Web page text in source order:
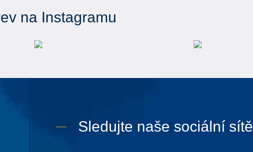
na Instagramu
Sledujte naše sociální sítě